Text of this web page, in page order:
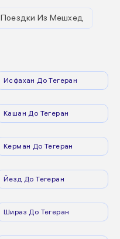
Поездки Из Мешхед
Исфахан До Тегеран
Кашан До Тегеран
Керман До Тегеран
Йезд До Тегеран
Шираз До Тегеран